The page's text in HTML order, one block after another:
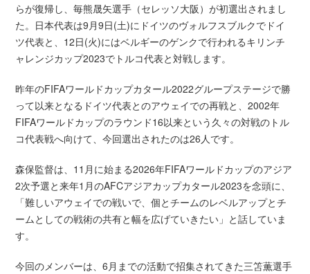
らが復帰し、毎熊晟矢選手（セレッソ大阪）が初選出されまし
た。日本代表は9月9日(土)にドイツのヴォルフスブルクでドイ
ツ代表と、12日(火)にはベルギーのゲンクで行われるキリンチ
ャレンジカップ2023でトルコ代表と対戦します。
昨年のFIFAワールドカップカタール2022グループステージで勝
って以来となるドイツ代表とのアウェイでの再戦と、2002年
FIFAワールドカップのラウンド16以来という久々の対戦のトル
コ代表戦へ向けて、今回選出されたのは26人です。
森保監督は、11月に始まる2026年FIFAワールドカップのアジア
2次予選と来年1月のAFCアジアカップカタール2023を念頭に、
「難しいアウェイでの戦いで、個とチームのレベルアップとチ
ームとしての戦術の共有と幅を広げていきたい」と話していま
す。
今回のメンバーは、6月までの活動で招集されてきた三笘薫選手